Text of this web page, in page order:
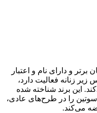
برتر و دارای نام و اعتبار
زیر زنانه فعالیت دارد،
این برند شناخته شده
را در طرح‌های عادی،
می‌کند.